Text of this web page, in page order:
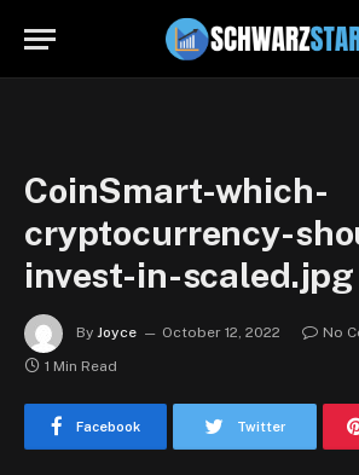
CoinSmart-which-
cryptocurrency-
invest-in-scaled.jpg
By Joyce October 12, 2022
No
1 Min Read
Facebook Twitter